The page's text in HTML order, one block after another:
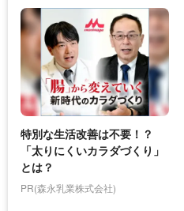
特別な生活改善は不要！？
「太りにくいカラダづくり」
とは？
PR(森永乳業株式会社)